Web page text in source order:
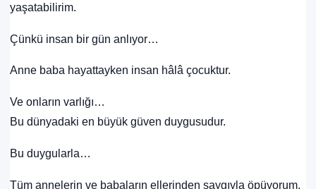
yaşatabilirim.
Çünkü insan bir gün anlıyor…
Anne baba hayattayken insan hâlâ çocuktur.
Ve onların varlığı…
Bu dünyadaki en büyük güven duygusudur.
Bu duygularla…
Tüm annelerin ve babaların ellerinden saygıyla öpüyorum.